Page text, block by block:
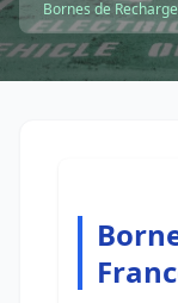
Bornes de